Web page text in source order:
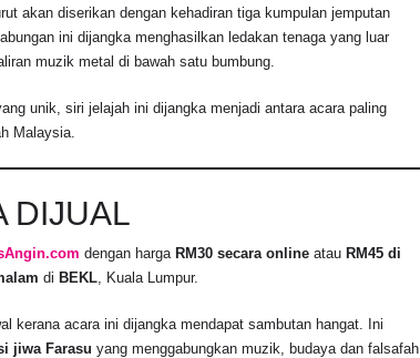
akan diserikan dengan kehadiran tiga kumpulan jemputan
ini dijangka menghasilkan ledakan tenaga yang luar
muzik metal di bawah satu bumbung.
unik, siri jelajah ini dijangka menjadi antara acara paling
Malaysia.
DIJUAL
dengan harga RM30 secara online atau RM45 di
di BEKL , Kuala Lumpur.
kerana acara ini dijangka mendapat sambutan hangat. Ini
jiwa Farasu yang menggabungkan muzik, budaya dan falsafah